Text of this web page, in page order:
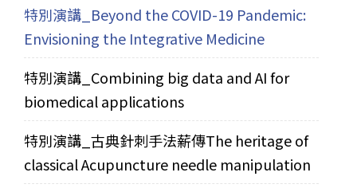
特別演講_Beyond the COVID-19 Pandemic:
Envisioning the Integrative Medicine
特別演講_Combining big data and AI for
biomedical applications
特別演講_古典針刺手法薪傳The heritage of
classical Acupuncture needle manipulation